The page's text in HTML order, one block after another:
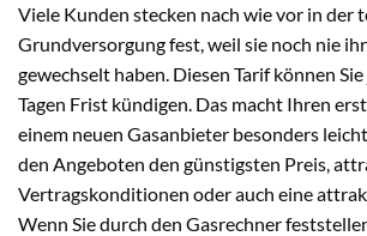
Viele Kunden stecken nach wie vor in der
Grundversorgung fest, weil sie noch nie
gewechselt haben. Diesen Tarif können
Tagen Frist kündigen. Das macht Ihren
einem neuen Gasanbieter besonders
den Angeboten den günstigsten Preis,
Vertragskonditionen oder auch eine
Wenn Sie durch den Gasrechner